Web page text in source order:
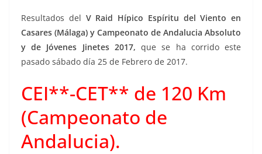
Resultados del V Raid Hípico Espíritu del Viento en
Casares (Málaga) y Campeonato de Andalucia Absoluto
y de Jóvenes Jinetes 2017,que se ha corrido este
pasado sábado día 25 de Febrero de 2017.
CEI**-CET** de 120 Km
(Campeonato de
Andalucia).